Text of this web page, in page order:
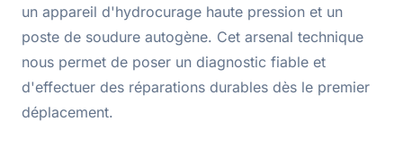
un appareil d'hydrocurage haute pression et un
poste de soudure autogène. Cet arsenal technique
nous permet de poser un diagnostic fiable et
d'effectuer des réparations durables dès le premier
déplacement.